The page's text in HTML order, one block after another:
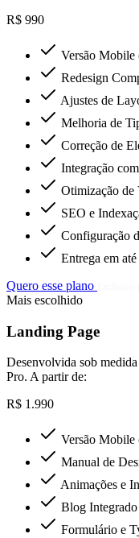
R$ 990
Versão Mobile
Redesign
Ajustes de
Melhoria de
Correção de
Integração
Otimização de
SEO e
Configuração
Entrega em
Quero esse plano
Mais escolhido
Landing Page
Desenvolvida sob
Pro. A partir de:
R$ 1.990
Versão Mobile
Manual de
Animações e
Blog
Formulário e